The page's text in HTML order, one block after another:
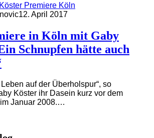
12. April 2017
in Köln mit Gaby
Schnupfen hätte auch
auf der Überholspur“, so
Köster ihr Dasein kurz vor dem
Januar 2008.…